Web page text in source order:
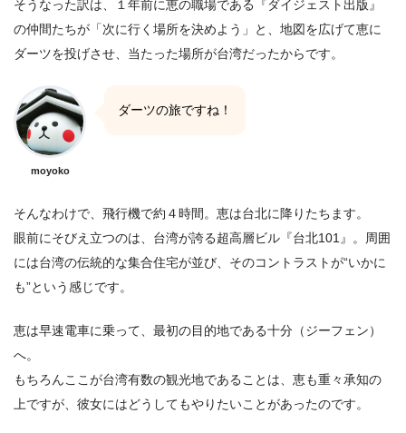
そうなった訳は、１年前に恵の職場である『ダイジェスト出版』
の仲間たちが「次に行く場所を決めよう」と、地図を広げて恵に
ダーツを投げさせ、当たった場所が台湾だったからです。
moyoko
ダーツの旅ですね！
そんなわけで、飛行機で約４時間。恵は台北に降りたちます。
眼前にそびえ立つのは、台湾が誇る超高層ビル『台北101』。周囲
には台湾の伝統的な集合住宅が並び、そのコントラストが“いかに
も”という感じです。
恵は早速電車に乗って、最初の目的地である十分（ジーフェン）
へ。
もちろんここが台湾有数の観光地であることは、恵も重々承知の
上ですが、彼女にはどうしてもやりたいことがあったのです。